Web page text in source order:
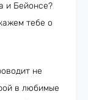
и Бейонсе?
тебе о
не
в любимые